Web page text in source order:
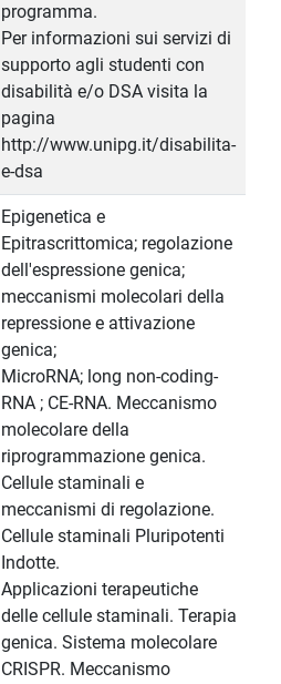
programma.
Per informazioni sui servizi di
supporto agli studenti con
disabilità e/o DSA visita la
pagina
http://www.unipg.it/disabilita-
e-dsa
Epigenetica e
Epitrascrittomica; regolazione
dell'espressione genica;
meccanismi molecolari della
repressione e attivazione
genica;
MicroRNA; long non-coding-
RNA ; CE-RNA. Meccanismo
molecolare della
riprogrammazione genica.
Cellule staminali e
meccanismi di regolazione.
Cellule staminali Pluripotenti
Indotte.
Applicazioni terapeutiche
delle cellule staminali. Terapia
genica. Sistema molecolare
CRISPR. Meccanismo